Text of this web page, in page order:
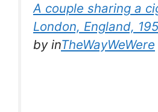
A couple sharing a
London, England,
byinTheWayWeWere